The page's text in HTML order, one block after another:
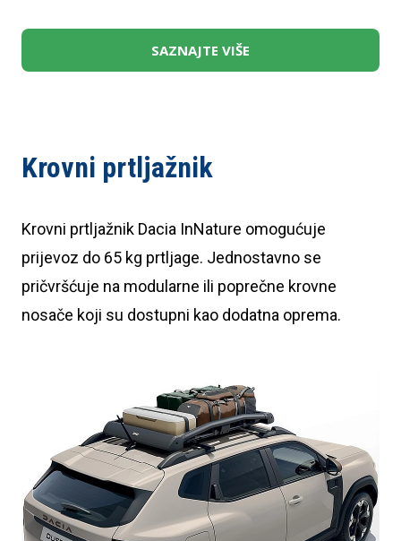
SAZNAJTE VIŠE
Krovni prtljažnik
Krovni prtljažnik Dacia InNature omogućuje
prijevoz do 65 kg prtljage. Jednostavno se
pričvršćuje na modularne ili poprečne krovne
nosače koji su dostupni kao dodatna oprema.